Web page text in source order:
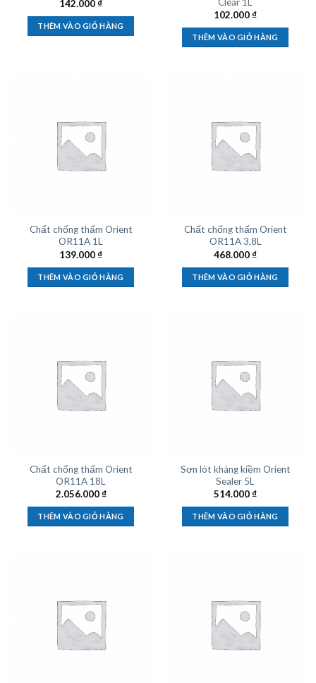
142.000₫
THÊM VÀO GIỎ HÀNG
102.000₫
THÊM VÀO GIỎ HÀNG
Chất chống thấm Orient
OR11A 1L
139.000₫
THÊM VÀO GIỎ HÀNG
Chất chống thấm Orient
OR11A 3,8L
468.000₫
THÊM VÀO GIỎ HÀNG
Chất chống thấm Orient
OR11A 18L
2.056.000₫
THÊM VÀO GIỎ HÀNG
Sơn lót kháng kiềm Orient
Sealer 5L
514.000₫
THÊM VÀO GIỎ HÀNG